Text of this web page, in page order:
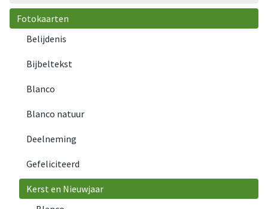
Fotokaarten
Belijdenis
Bijbeltekst
Blanco
Blanco natuur
Deelneming
Gefeliciteerd
Kerst en Nieuwjaar